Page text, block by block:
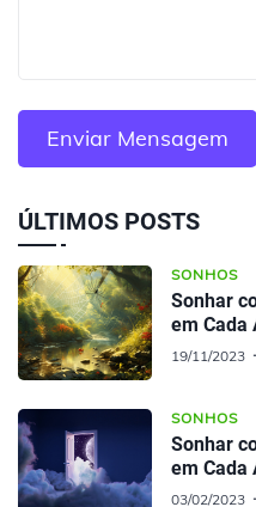
ÚLTIMOS POSTS
SONHOS
Sonhar
em Cada
19/11/2023
SONHOS
Sonhar
em Cada
03/02/2023